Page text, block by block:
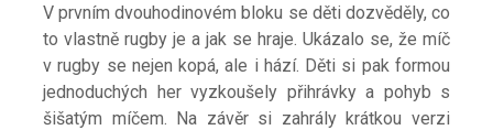
V prvním dvouhodinovém bloku se děti dozvěděly, co
to vlastně rugby je a jak se hraje. Ukázalo se, že míč
v rugby se nejen kopá, ale i hází. Děti si pak formou
jednoduchých her vyzkoušely přihrávky a pohyb s
šišatým míčem. Na závěr si zahrály krátkou verzi